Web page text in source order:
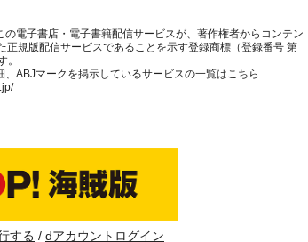
の電子書店・電子書籍配信サービスが、著作権者からコンテン
正規版配信サービスであることを示す登録商標（登録番号 第
。
、ABJマークを掲示しているサービスの一覧はこちら
する dアカウントログイン